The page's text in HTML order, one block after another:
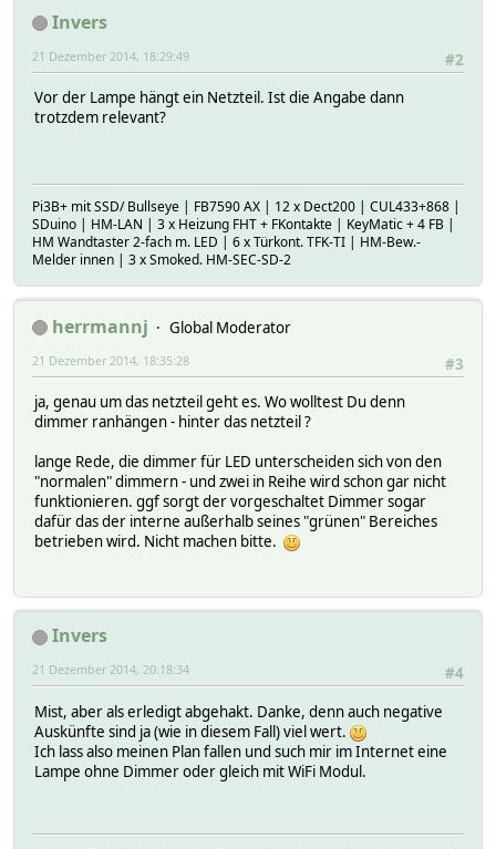
Invers
#2
21 Dezember 2014, 18:29:49
Vor der Lampe hängt ein Netzteil. Ist die Angabe dann
trotzdem relevant?
Pi3B+ mit SSD/ Bullseye | FB7590 AX | 12 x Dect200 | CUL433+868 |
SDuino | HM-LAN | 3 x Heizung FHT + FKontakte | KeyMatic + 4 FB |
HM Wandtaster 2-fach m. LED | 6 x Türkont. TFK-TI | HM-Bew.-
Melder innen | 3 x Smoked. HM-SEC-SD-2
herrmannj
Global Moderator
#3
21 Dezember 2014, 18:35:28
ja, genau um das netzteil geht es. Wo wolltest Du denn
dimmer ranhängen - hinter das netzteil ?
lange Rede, die dimmer für LED unterscheiden sich von den
"normalen" dimmern - und zwei in Reihe wird schon gar nicht
funktionieren. ggf sorgt der vorgeschaltet Dimmer sogar
dafür das der interne außerhalb seines "grünen" Bereiches
betrieben wird. Nicht machen bitte.
Invers
#4
21 Dezember 2014, 20:18:34
Mist, aber als erledigt abgehakt. Danke, denn auch negative
Auskünfte sind ja (wie in diesem Fall) viel wert.
Ich lass also meinen Plan fallen und such mir im Internet eine
Lampe ohne Dimmer oder gleich mit WiFi Modul.